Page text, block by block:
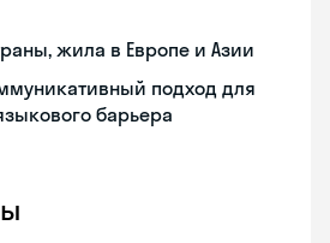
жила в Европе и Азии
подход для
барьера